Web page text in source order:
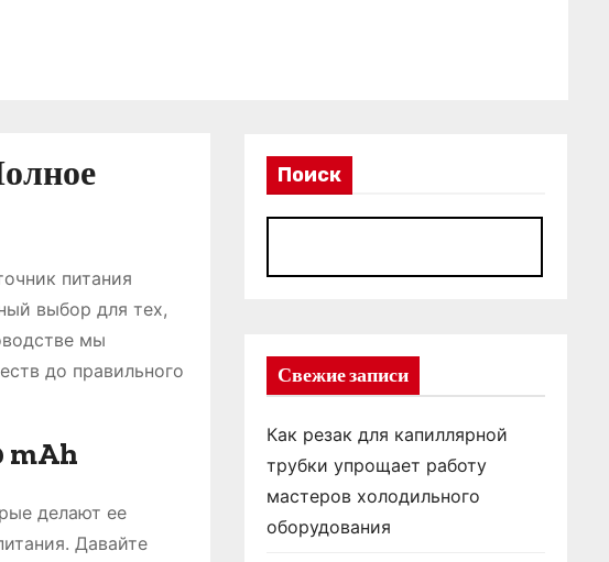
питания
выбор для тех,
мы
до правильного
mAh
делают ее
Давайте
Поиск
Свежие записи
Как резак для капиллярной
трубки упрощает работу
мастеров холодильного
оборудования